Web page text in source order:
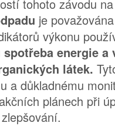
tohoto závodu
je
výkonu
spotřeba energie a
látek.
a důkladnému
plánech při